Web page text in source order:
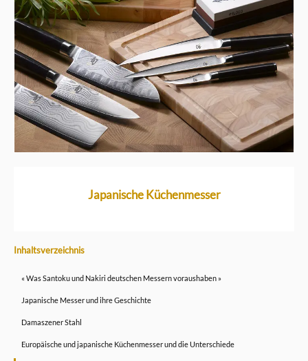
Japanische Küchenmesser
Inhaltsverzeichnis
« Was Santoku und Nakiri deutschen Messern voraushaben »
Japanische Messer und ihre Geschichte
Damaszener Stahl
Europäische und japanische Küchenmesser und die Unterschiede